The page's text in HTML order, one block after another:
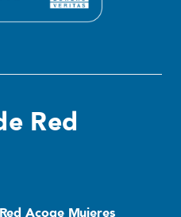
Red
Acoge Mujeres